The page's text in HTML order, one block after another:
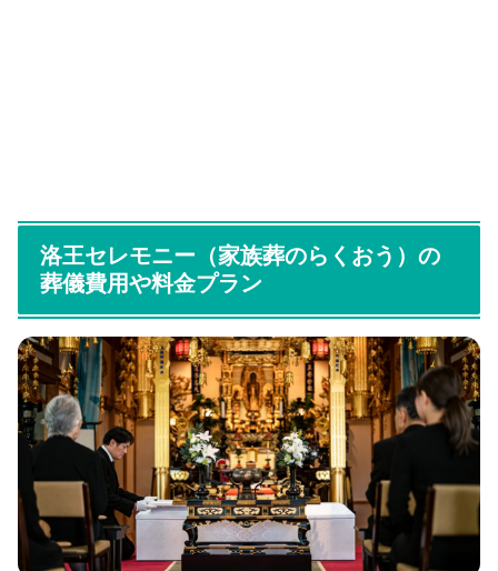
洛王セレモニー（家族葬のらくおう）の
葬儀費用や料金プラン